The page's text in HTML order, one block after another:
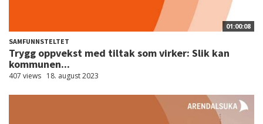
01:00:08
SAMFUNNSTELTET
Trygg oppvekst med tiltak som virker: Slik kan
kommunen...
407 views 18. august 2023